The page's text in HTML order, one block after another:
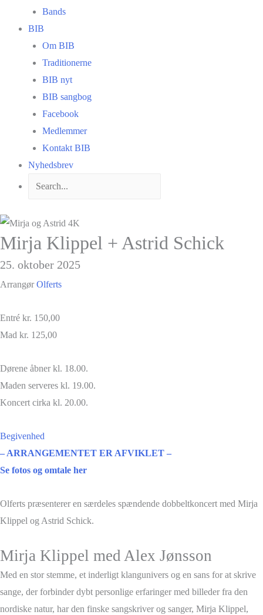
Bands
BIB
Om BIB
Traditionerne
BIB nyt
BIB sangbog
Facebook
Medlemmer
Kontakt BIB
Nyhedsbrev
Mirja Klippel + Astrid Schick
25. oktober 2025
Arrangør Olferts
Entré kr. 150,00
Mad kr. 125,00
Dørene åbner kl. 18.00.
Maden serveres kl. 19.00.
Koncert cirka kl. 20.00.
Begivenhed
– ARRANGEMENTET ER AFVIKLET –
Se fotos og omtale her
Olferts præsenterer en særdeles spændende dobbeltkoncert med Mirja
Klippel og Astrid Schick.
Mirja Klippel med Alex Jønsson
Med en stor stemme, et inderligt klangunivers og en sans for at skrive
sange, der forbinder dybt personlige erfaringer med billeder fra den
nordiske natur, har den finske sangskriver og sanger, Mirja Klippel,